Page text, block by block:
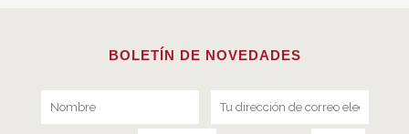
BOLETÍN DE NOVEDADES